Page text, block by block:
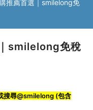
推薦首選｜smilelong免
smilelong免稅
搜尋@smilelong (包含